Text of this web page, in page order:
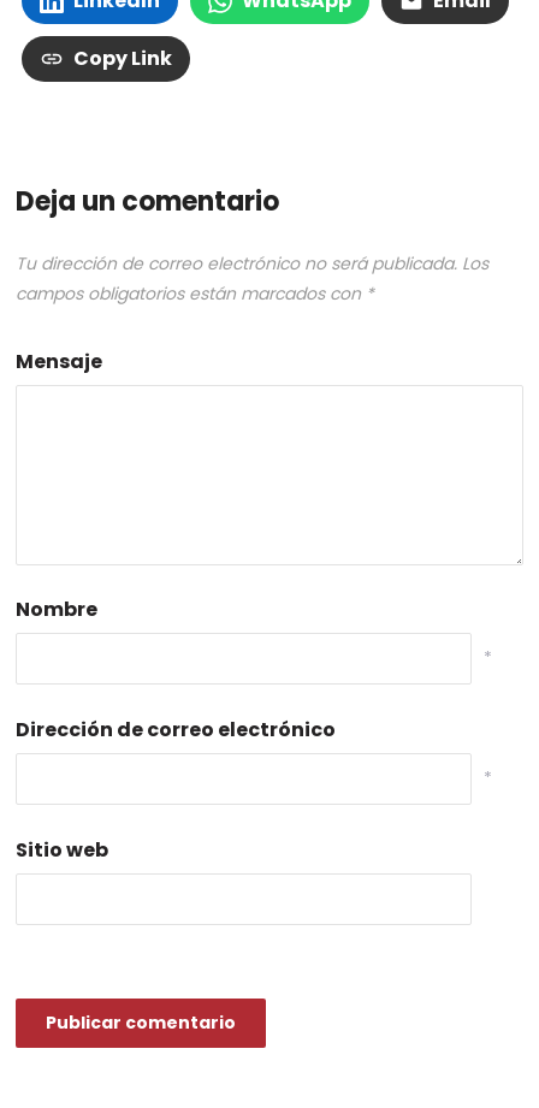
Copy Link
Deja un comentario
Tu dirección de correo electrónico no será publicada. Los
campos obligatorios están marcados con *
Mensaje
Nombre
*
Dirección de correo electrónico
*
Sitio web